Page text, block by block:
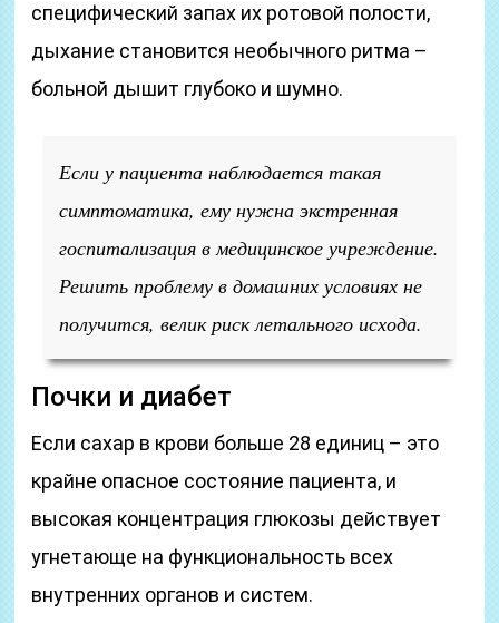
специфический запах их ротовой полости,
дыхание становится необычного ритма –
больной дышит глубоко и шумно.
Если у пациента наблюдается такая
симптоматика, ему нужна экстренная
госпитализация в медицинское учреждение.
Решить проблему в домашних условиях не
получится, велик риск летального исхода.
Почки и диабет
Если сахар в крови больше 28 единиц – это
крайне опасное состояние пациента, и
высокая концентрация глюкозы действует
угнетающе на функциональность всех
внутренних органов и систем.